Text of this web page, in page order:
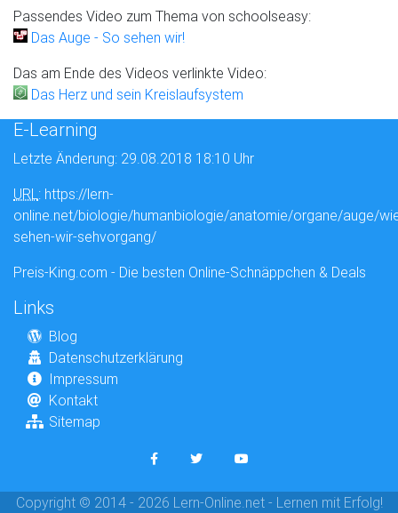
Passendes Video zum Thema von schoolseasy:
Das Auge - So sehen wir!
Das am Ende des Videos verlinkte Video:
Das Herz und sein Kreislaufsystem
E-Learning
Letzte Änderung: 29.08.2018 18:10 Uhr
URL: https://lern-
online.net/biologie/humanbiologie/anatomie/organe/auge/
sehen-wir-sehvorgang/
Preis-King.com - Die besten Online-Schnäppchen & Deals
Links
Blog
Datenschutzerklärung
Impressum
Kontakt
Sitemap
Copyright © 2014 - 2026 Lern-Online.net - Lernen mit Erfolg!